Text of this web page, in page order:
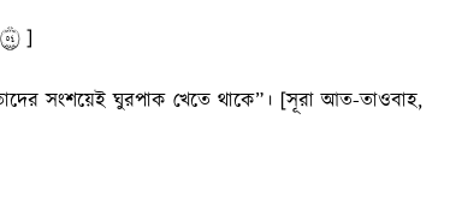
٤٥]
সংশয়েই ঘুরপাক খেতে থাকে”। [সূরা আত-তাওবাহ,